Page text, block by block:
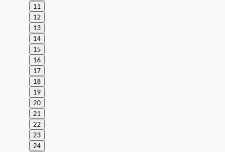
11
12
13
14
15
16
17
18
19
20
21
22
23
24